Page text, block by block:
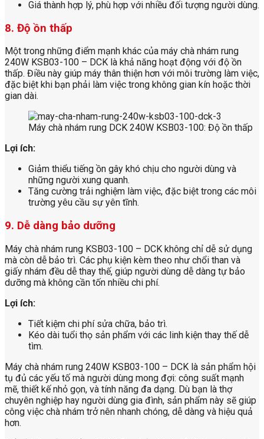
Giá thành hợp lý, phù hợp với nhiều đối tượng người dùng.
8. Độ ồn thấp
Một trong những điểm mạnh khác của máy chà nhám rung
240W KSB03-100 – DCK là khả năng hoạt động với độ ồn
thấp. Điều này giúp máy thân thiện hơn với môi trường làm việc,
đặc biệt khi bạn phải làm việc trong không gian kín hoặc thời
gian dài.
Máy chà nhám rung DCK 240W KSB03-100: Độ ồn thấp
Lợi ích:
Giảm thiểu tiếng ồn gây khó chịu cho người dùng và
những người xung quanh.
Tăng cường trải nghiệm làm việc, đặc biệt trong các môi
trường yêu cầu sự yên tĩnh.
9. Dễ dàng bảo dưỡng
Máy chà nhám rung KSB03-100 – DCK không chỉ dễ sử dụng
mà còn dễ bảo trì. Các phụ kiện kèm theo như chổi than và
giấy nhám đều dễ thay thế, giúp người dùng dễ dàng tự bảo
dưỡng mà không cần tốn nhiều chi phí.
Lợi ích:
Tiết kiệm chi phí sửa chữa, bảo trì.
Kéo dài tuổi thọ sản phẩm với các linh kiện thay thế dễ
tìm.
Máy chà nhám rung 240W KSB03-100 – DCK là sản phẩm hội
tụ đủ các yếu tố mà người dùng mong đợi: công suất mạnh
mẽ, thiết kế nhỏ gọn, và tính năng đa dạng. Dù bạn là thợ
chuyên nghiệp hay người dùng gia đình, sản phẩm này sẽ giúp
công việc chà nhám trở nên nhanh chóng, dễ dàng và hiệu quả
hơn.